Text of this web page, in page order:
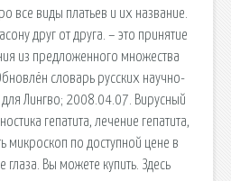
все виды платьев и их название.
друг от друга. – это принятие
из предложенного множества
словарь русских научно-
Лингво; 2008.04.07. Вирусный
гепатита, лечение гепатита,
микроскоп по доступной цене в
глаза. Вы можете купить. Здесь